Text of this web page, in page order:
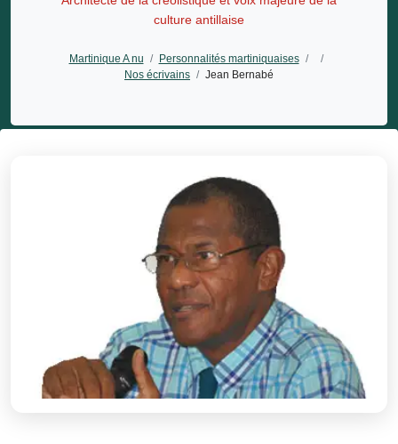
culture antillaise
Martinique A nu / Personnalités martiniquaises /
/
Nos écrivains / Jean Bernabé